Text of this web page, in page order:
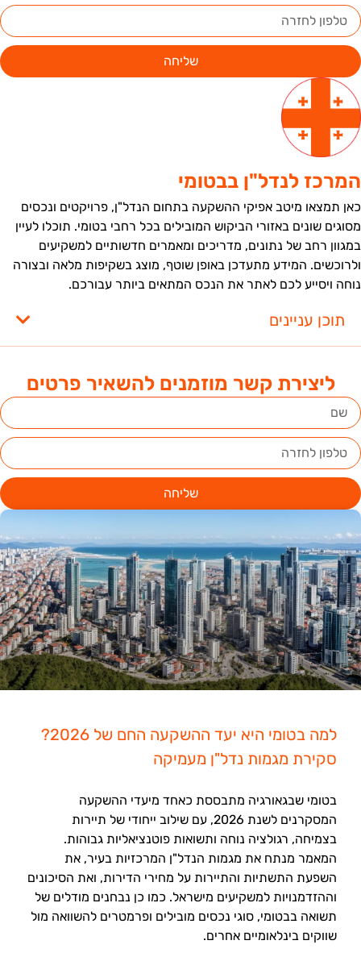
ליצירת קשר מוזמנים להשאיר פרטים
שליחה
למה בטומי היא יעד ההשקעה החם של 2026?
סקירת מגמות נדל"ן מעמיקה
בטומי שבגאורגיה מתבססת כאחד מיעדי ההשקעה
המסקרנים לשנת 2026, עם שילוב ייחודי של תיירות
בצמיחה, רגולציה נוחה ותשואות פוטנציאליות גבוהות.
המאמר מנתח את מגמות הנדל"ן המרכזיות בעיר, את
השפעת התשתיות והתיירות על מחירי הדירות, ואת הסיכונים
וההזדמנויות למשקיעים מישראל. כמו כן נבחנים מודלים של
תשואה בבטומי, סוגי נכסים מובילים ופרמטרים להשוואה מול
שווקים בינלאומיים אחרים.
שליחה
לנדל"ן בבטומי
תמצאו מיטב אפיקי ההשקעה בתחום הנדל"ן, פרויקטים ונכסים
שונים באזורי הביקוש המובילים בכל רחבי בטומי. תוכלו לעיין
רחב של נתונים, מדריכים ומאמרים חדשותיים למשקיעים
המידע מתעדכן באופן שוטף, מוצג בשקיפות מלאה ובצורה
ויסייע לכם לאתר את הנכס המתאים ביותר עבורכם.
תוכן עניינים